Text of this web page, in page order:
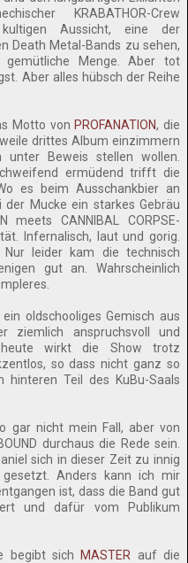
KRABATHOR-Crew
Aussicht, eine der
Death Metal-Bands zu sehen,
Menge. Aber tot
Aber alles hübsch der Reihe
Motto von PROFANATION, die
drittes Album einzimmern
Beweis stellen wollen.
ermüdend trifft die
es beim Ausschankbier an
Mucke ein starkes Gebräu
meets CANNIBAL CORPSE-
Infernalisch, laut und gorig.
Nur leider kam die technisch
gut an. Wahrscheinlich
oldschooliges Gemisch aus
ziemlich anspruchsvoll und
heute wirkt die Show trotz
so dass nicht ganz so
Teil des KuBu-Saals
gar nicht mein Fall, aber von
durchaus die Rede sein.
sich in dieser Zeit zu innig
Anders kann ich mir
ist, dass die Band gut
und dafür vom Publikum
begibt sich MASTER auf die